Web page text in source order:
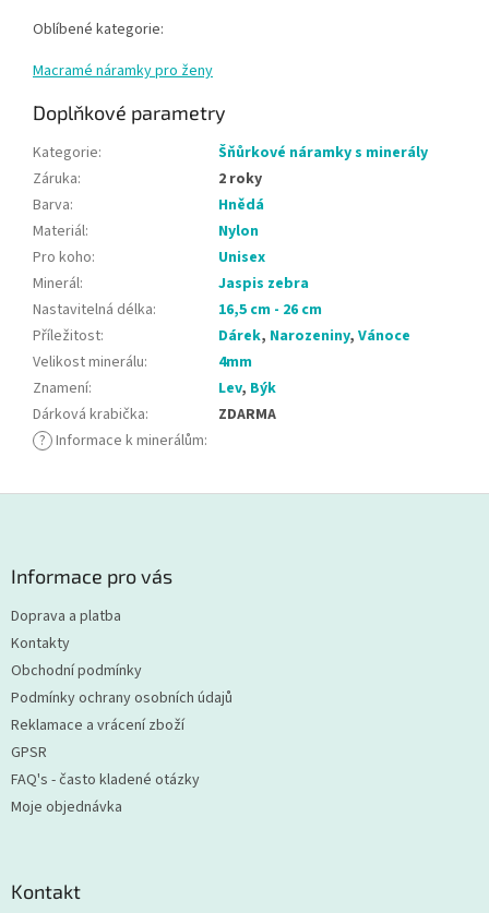
Oblíbené kategorie:
Macramé náramky pro ženy
Doplňkové parametry
Kategorie:
Šňůrkové náramky s minerály
Záruka:
2 roky
Barva:
Hnědá
Materiál:
Nylon
Pro koho:
Unisex
Minerál:
Jaspis zebra
Nastavitelná délka:
16,5 cm - 26 cm
Příležitost: Dárek, Narozeniny, Vánoce
Velikost minerálu:
4mm
Znamení: Lev, Býk
Dárková krabička:
ZDARMA
? Informace k minerálům:
Informace pro vás
Doprava a platba
Kontakty
Obchodní podmínky
Podmínky ochrany osobních údajů
Reklamace a vrácení zboží
GPSR
FAQ's - často kladené otázky
Moje objednávka
Kontakt